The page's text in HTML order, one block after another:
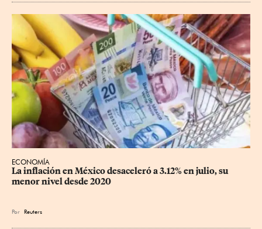
ECONOMÍA
La inflación en México desaceleró a 3.12% en julio, su
menor nivel desde 2020
Por Reuters